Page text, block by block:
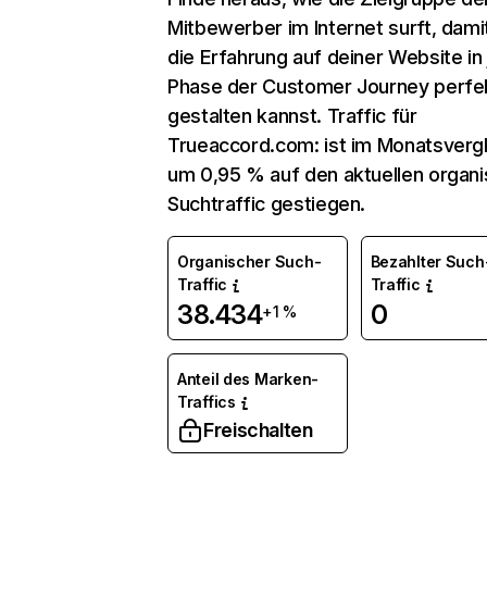
Mitbewerber im Internet surft,
die Erfahrung auf deiner Website
Phase der Customer Journey
gestalten kannst. Traffic für
Trueaccord.com: ist im
um 0,95 % auf den aktuellen
Suchtraffic gestiegen.
Organischer Such-
Traffic
38.434+1 %
Bezahlter
Traffic
0
Anteil des Marken-
Traffics
Freischalten